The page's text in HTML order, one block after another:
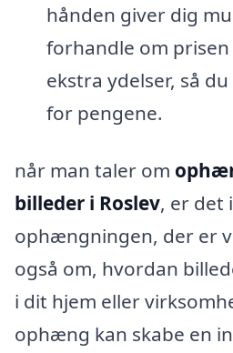
hånden giver dig
forhandle om
ekstra ydelser, så
for pengene.
når man taler om
billeder i Roslev, er det
ophængningen, der er
også om, hvordan
i dit hjem eller
ophæng kan skabe en